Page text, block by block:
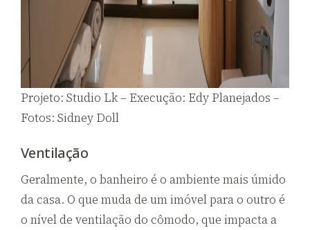
Projeto: Studio Lk – Execução: Edy Planejados –
Fotos: Sidney Doll
Ventilação
Geralmente, o banheiro é o ambiente mais úmido
da casa. O que muda de um imóvel para o outro é
o nível de ventilação do cômodo, que impacta a